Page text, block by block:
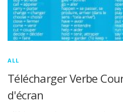
ALL
Télécharger Verbe
d'écran